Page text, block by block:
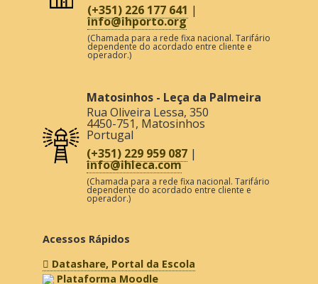
(+351) 226 177 641 |
info@ihporto.org
(Chamada para a rede fixa nacional. Tarifário
dependente do acordado entre cliente e
operador.)
Matosinhos - Leça da Palmeira
Rua Oliveira Lessa, 350
4450-751, Matosinhos
Portugal
(+351) 229 959 087 |
info@ihleca.com
(Chamada para a rede fixa nacional. Tarifário
dependente do acordado entre cliente e
operador.)
Acessos Rápidos
Datashare, Portal da Escola
Plataforma Moodle